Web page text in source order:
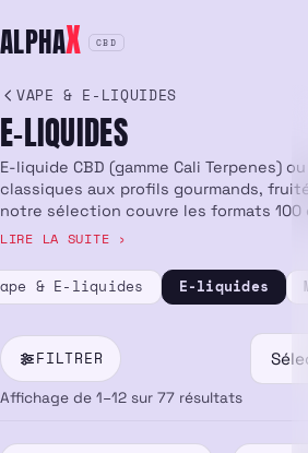
au
contenu
ALPHAX CBD
VAPE & E-LIQUIDES
E-LIQUIDES
E-liquide CBD (gamme Cali Terpenes)
classiques aux profils gourmands,
notre sélection couvre les formats 100
des marques appréciées comme
en France.& E-liquides E-liquides
FILTRER
Affichage de 1–12 sur 77 résultats